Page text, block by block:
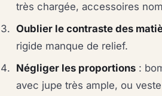
très chargée, accessoires
Oublier le contraste des
rigide manque de relief.
Négliger les proportions :
avec jupe très ample, ou